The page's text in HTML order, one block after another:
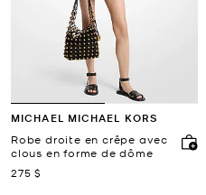
MICHAEL MICHAEL KORS
Robe droite en crêpe avec
clous en forme de dôme
maintenant
275 $